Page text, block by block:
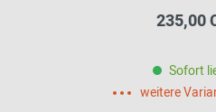
235,00
Sofort
weitere